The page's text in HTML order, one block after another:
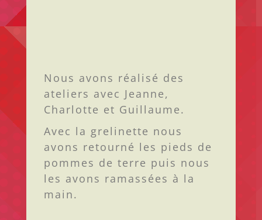
Nous avons réalisé des
ateliers avec Jeanne,
Charlotte et Guillaume.
Avec la grelinette nous
avons retourné les pieds de
pommes de terre puis nous
les avons ramassées à la
main.